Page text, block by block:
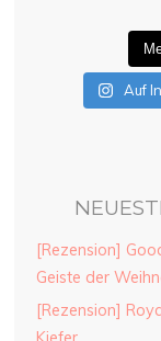
Auf
[Rezension]
Geiste der
[Rezension]